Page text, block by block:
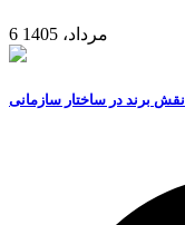
6 مرداد، 1405
نقش برند در ساختار سازمانی